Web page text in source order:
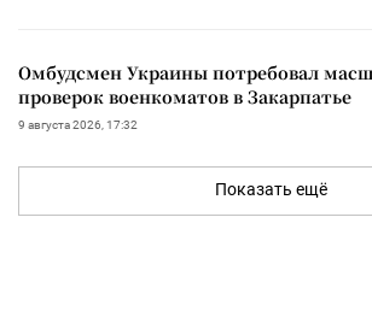
Омбудсмен Украины потребовал
проверок военкоматов в Закарпатье
9 августа 2026, 17:32
Показать ещё